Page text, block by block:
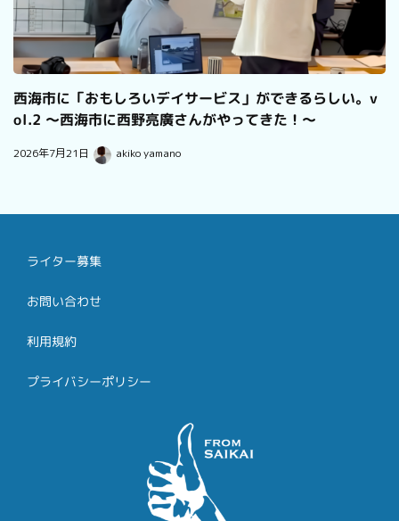
西海市に「おもしろいデイサービス」ができるらしい。v
ol.2 〜西海市に西野亮廣さんがやってきた！〜
2026年7月21日 akiko yamano
ライター募集
お問い合わせ
利用規約
プライバシーポリシー